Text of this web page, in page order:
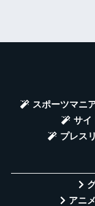
スポーツマニ
サイ
プレス
アニ